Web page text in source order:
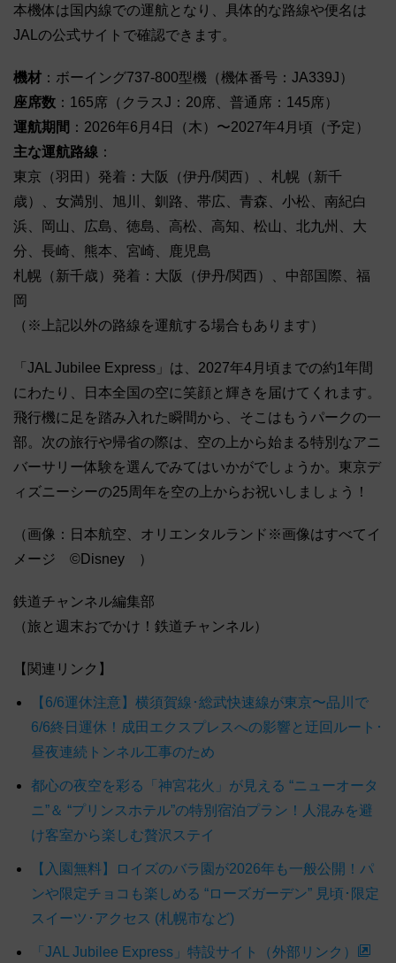
本機体は国内線での運航となり、具体的な路線や便名は
JALの公式サイトで確認できます。
機材 ：ボーイング737-800型機（機体番号：JA339J）
座席数 ：165席（クラスJ：20席、普通席：145席）
運航期間 ：2026年6月4日（木）〜2027年4月頃（予定）
主な運航路線 ：
東京（羽田）発着：大阪（伊丹/関西）、札幌（新千
歳）、女満別、旭川、釧路、帯広、青森、小松、南紀白
浜、岡山、広島、徳島、高松、高知、松山、北九州、大
分、長崎、熊本、宮崎、鹿児島
札幌（新千歳）発着：大阪（伊丹/関西）、中部国際、福
岡
（※上記以外の路線を運航する場合もあります）
「JAL Jubilee Express」は、2027年4月頃までの約1年間
にわたり、日本全国の空に笑顔と輝きを届けてくれます。
飛行機に足を踏み入れた瞬間から、そこはもうパークの一
部。次の旅行や帰省の際は、空の上から始まる特別なアニ
バーサリー体験を選んでみてはいかがでしょうか。東京デ
ィズニーシーの25周年を空の上からお祝いしましょう！
（画像：日本航空、オリエンタルランド※画像はすべてイ
メージ ©Disney ）
鉄道チャンネル編集部
（旅と週末おでかけ！鉄道チャンネル）
【関連リンク】
【6/6運休注意】横須賀線･総武快速線が東京〜品川で
6/6終日運休！成田エクスプレスへの影響と迂回ルート･
昼夜連続トンネル工事のため
都心の夜空を彩る「神宮花火」が見える “ニューオータ
ニ”＆ “プリンスホテル”の特別宿泊プラン！人混みを避
け客室から楽しむ贅沢ステイ
【入園無料】ロイズのバラ園が2026年も一般公開！パ
ンや限定チョコも楽しめる “ローズガーデン” 見頃･限定
スイーツ･アクセス (札幌市など)
「JAL Jubilee Express」特設サイト（外部リンク）